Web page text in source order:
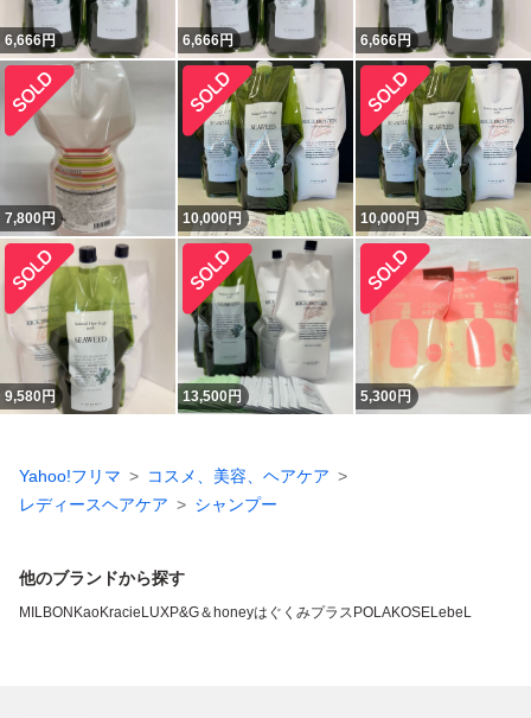
6,666円 6,666円 6,666円
7,800円 10,000円 10,000円
9,580円 13,500円 5,300円
Yahoo!フリマ
コスメ、美容、ヘアケア
レディースヘアケア
シャンプー
他のブランドから探す
MILBON KaoKracie LUXP&G＆honeyはぐくみプラス POLAKOSELebeL